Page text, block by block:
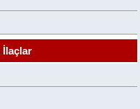
İlaçlar